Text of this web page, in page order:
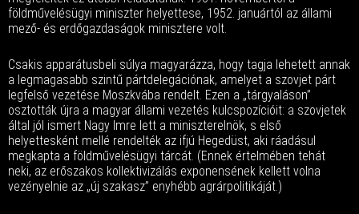
földművelésügyi miniszter helyettese, 1952. januártól az állami
mező- és erdőgazdaságok minisztere volt.
Csakis apparátusbeli súlya magyarázza, hogy tagja lehetett annak
a legmagasabb szintű pártdelegációnak, amelyet a szovjet párt
legfelső vezetése Moszkvába rendelt. Ezen a „tárgyaláson”
osztották újra a magyar állami vezetés kulcspozícióit: a szovjetek
által jól ismert Nagy Imre lett a miniszterelnök, s első
helyettesként mellé rendelték az ifjú Hegedüst, aki ráadásul
megkapta a földművelésügyi tárcát. (Ennek értelmében tehát
neki, az erőszakos kollektivizálás exponensének kellett volna
vezényelnie az „új szakasz” enyhébb agrárpolitikáját.)